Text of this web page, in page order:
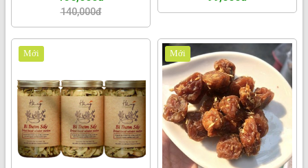
140,000đ
Mới Mới